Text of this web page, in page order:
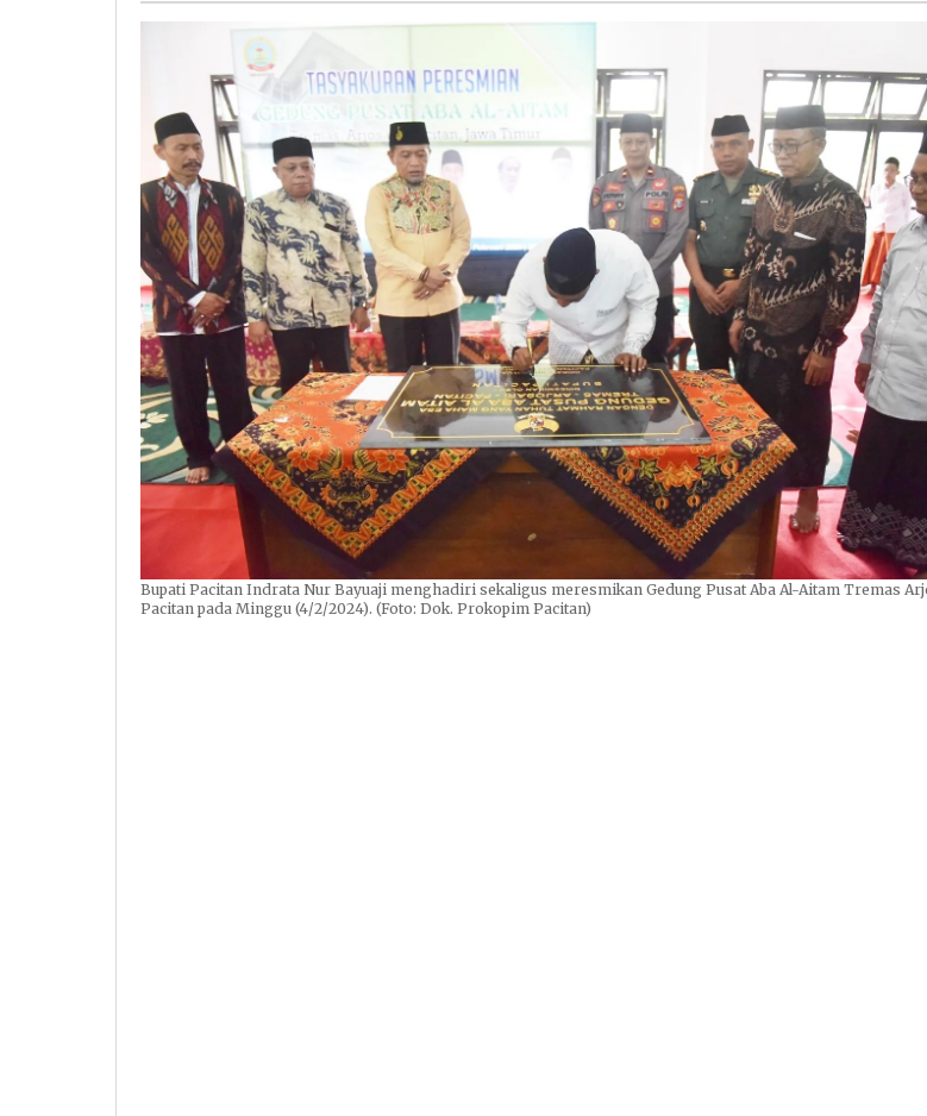
Bupati Pacitan Indrata Nur Bayuaji menghadiri sekaligus meresmikan Gedung Pusat Aba Al-Aitam Tremas
Pacitan pada Minggu (4/2/2024). (Foto: Dok. Prokopim Pacitan)